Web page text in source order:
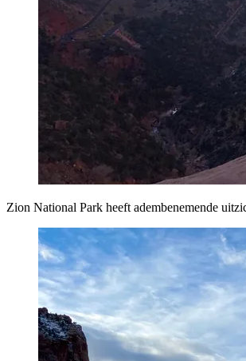
Zion National Park heeft adembenemende